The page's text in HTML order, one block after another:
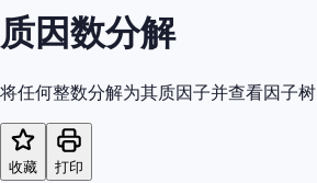
质因数分解
将任何整数分解为其质因子并查看因子树
收藏 打印